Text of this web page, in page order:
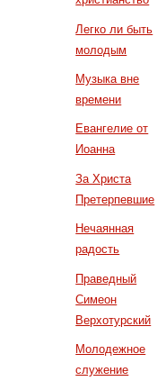
Легко ли быть
молодым
Музыка вне
времени
Евангелие от
Иоанна
За Христа
Претерпевшие
Нечаянная
радость
Праведный
Симеон
Верхотурский
Молодежное
служение